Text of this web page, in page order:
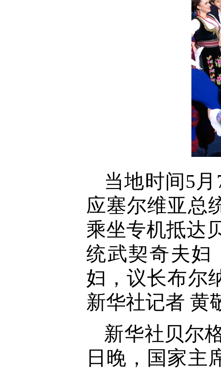
当地时间5
应塞尔维亚总
乘坐专机抵达
统武契奇夫妇
妇，议长布尔
新华社记者 黄
新华社贝尔
日晚，国家主